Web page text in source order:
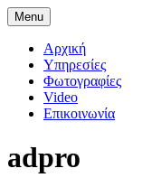
Menu
Αρχική
Υπηρεσίες
Φωτογραφίες
Video
Επικοινωνία
adpro